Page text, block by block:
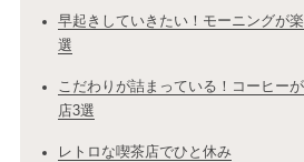
早起きしていきたい！モーニングが
選
こだわりが詰まっている！コーヒー
店3選
レトロな喫茶店でひと休み